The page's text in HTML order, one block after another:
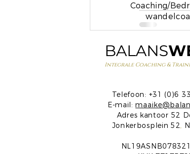
Recente blogposts
Coaching/
BALANS
Integrale Coaching &
Telefoon: +31 (0)6
E-mail:
Adres kantoor 52
Jonkerbosplein 52,